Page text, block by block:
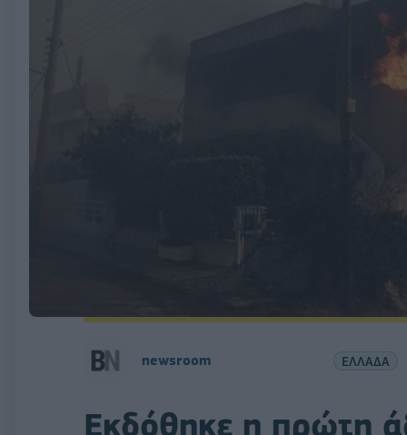
newsroom ΕΛΛΑΔΑ
Εκδόθηκε η πρώτη